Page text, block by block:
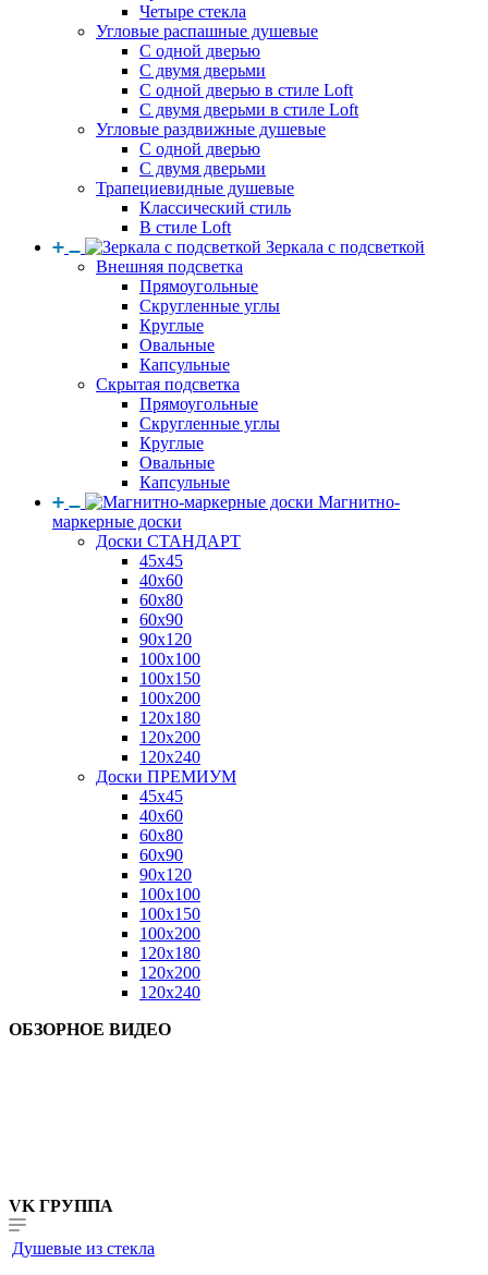
Четыре стекла
Угловые распашные душевые
С одной дверью
С двумя дверьми
С одной дверью в стиле Loft
С двумя дверьми в стиле Loft
Угловые раздвижные душевые
С одной дверью
С двумя дверьми
Трапециевидные душевые
Классический стиль
В стиле Loft
Зеркала с подсветкой
Внешняя подсветка
Прямоугольные
Скругленные углы
Круглые
Овальные
Капсульные
Скрытая подсветка
Прямоугольные
Скругленные углы
Круглые
Овальные
Капсульные
Магнитно-
маркерные доски
Доски СТАНДАРТ
45x45
40x60
60x80
60x90
90x120
100x100
100x150
100x200
120x180
120x200
120x240
Доски ПРЕМИУМ
45x45
40x60
60x80
60x90
90x120
100x100
100x150
100x200
120x180
120x200
120x240
ОБЗОРНОЕ ВИДЕО
VK ГРУППА
Душевые из стекла